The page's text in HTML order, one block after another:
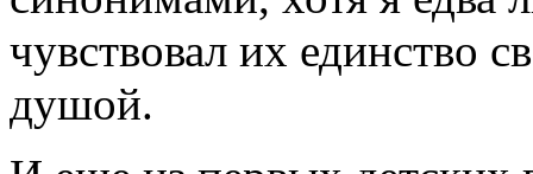
чувствовал их единство
душой.